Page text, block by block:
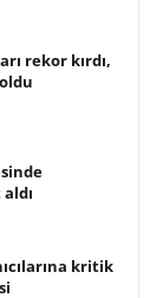
rekor kırdı,
kritik